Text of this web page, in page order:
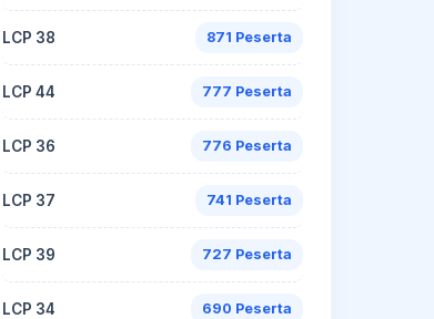
LCP 38 871 Peserta
LCP 44 777 Peserta
LCP 36 776 Peserta
LCP 37 741 Peserta
LCP 39 727 Peserta
LCP 34 690 Peserta